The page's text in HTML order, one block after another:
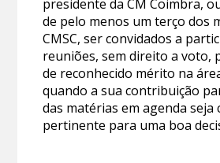
presidente da CM Coimbra,
de pelo menos um terço dos
CMSC, ser convidados a
reuniões, sem direito a voto,
de reconhecido mérito na
quando a sua contribuição
das matérias em agenda seja
pertinente para uma boa